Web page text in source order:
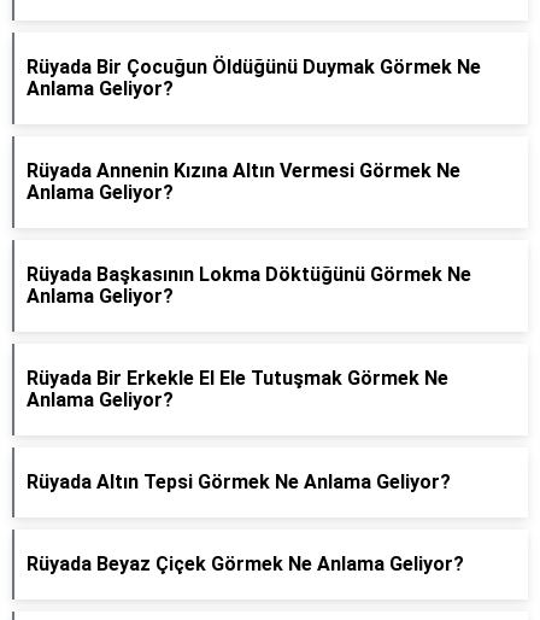
Rüyada Bir Çocuğun Öldüğünü Duymak Görmek Ne
Anlama Geliyor?
Rüyada Annenin Kızına Altın Vermesi Görmek Ne
Anlama Geliyor?
Rüyada Başkasının Lokma Döktüğünü Görmek Ne
Anlama Geliyor?
Rüyada Bir Erkekle El Ele Tutuşmak Görmek Ne
Anlama Geliyor?
Rüyada Altın Tepsi Görmek Ne Anlama Geliyor?
Rüyada Beyaz Çiçek Görmek Ne Anlama Geliyor?